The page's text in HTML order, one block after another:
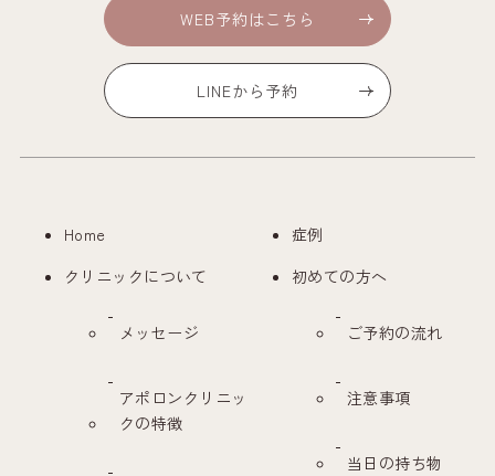
WEB予約はこちら
LINEから予約
Home
クリニックについて
メッセージ
アポロンクリニッ
クの特徴
症例
初めての方へ
ご予約の流れ
注意事項
当日の持ち物